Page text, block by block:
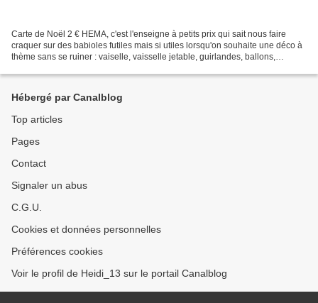
Carte de Noël 2 € HEMA, c'est l'enseigne à petits prix qui sait nous faire
craquer sur des babioles futiles mais si utiles lorsqu'on souhaite une déco à
thème sans se ruiner : vaiselle, vaisselle jetable, guirlandes, ballons,
Hébergé par Canalblog
Top articles
Pages
Contact
Signaler un abus
C.G.U.
Cookies et données personnelles
Préférences cookies
Voir le profil de Heidi_13 sur le portail Canalblog